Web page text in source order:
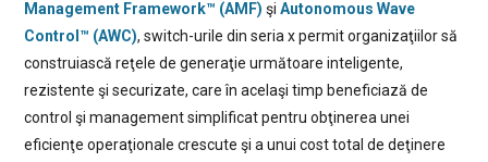
Management Framework™ (AMF) şi Autonomous Wave
Control™ (AWC), switch-urile din seria x permit organizaţiilor să
construiască reţele de generaţie următoare inteligente,
rezistente şi securizate, care în acelaşi timp beneficiază de
control şi management simplificat pentru obţinerea unei
eficienţe operaţionale crescute şi a unui cost total de deţinere